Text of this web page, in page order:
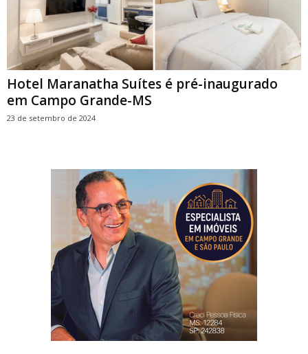
Hotel Maranatha Suítes é pré-inaugurado
em Campo Grande-MS
23 de setembro de 2024